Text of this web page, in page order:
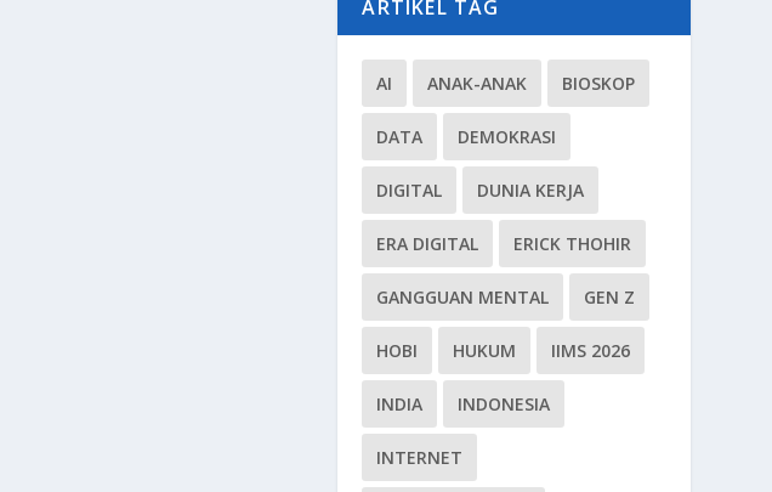
ARTIKEL TAG
AI ANAK-ANAK BIOSKOP
DATA DEMOKRASI
DIGITAL DUNIA KERJA
ERA DIGITAL ERICK THOHIR
GANGGUAN MENTAL GEN Z
HOBI HUKUM IIMS 2026
INDIA INDONESIA
INTERNET